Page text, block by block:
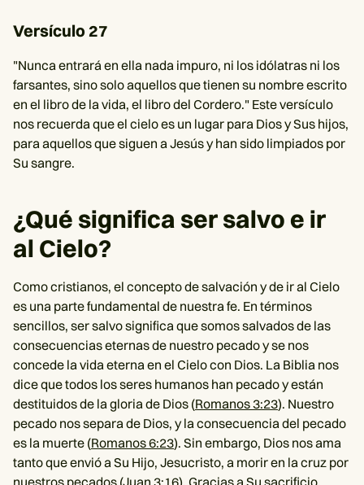
Versículo 27
"Nunca entrará en ella nada impuro, ni los idólatras ni los
farsantes, sino solo aquellos que tienen su nombre escrito
en el libro de la vida, el libro del Cordero." Este versículo
nos recuerda que el cielo es un lugar para Dios y Sus hijos,
para aquellos que siguen a Jesús y han sido limpiados por
Su sangre.
¿Qué significa ser salvo e ir
al Cielo?
Como cristianos, el concepto de salvación y de ir al Cielo
es una parte fundamental de nuestra fe. En términos
sencillos, ser salvo significa que somos salvados de las
consecuencias eternas de nuestro pecado y se nos
concede la vida eterna en el Cielo con Dios. La Biblia nos
dice que todos los seres humanos han pecado y están
destituidos de la gloria de Dios (Romanos 3:23). Nuestro
pecado nos separa de Dios, y la consecuencia del pecado
es la muerte (Romanos 6:23). Sin embargo, Dios nos ama
tanto que envió a Su Hijo, Jesucristo, a morir en la cruz por